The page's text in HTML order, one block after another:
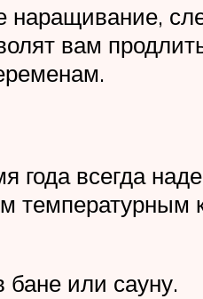
наращивание,
вам
года всегда
температурным
или сауну.